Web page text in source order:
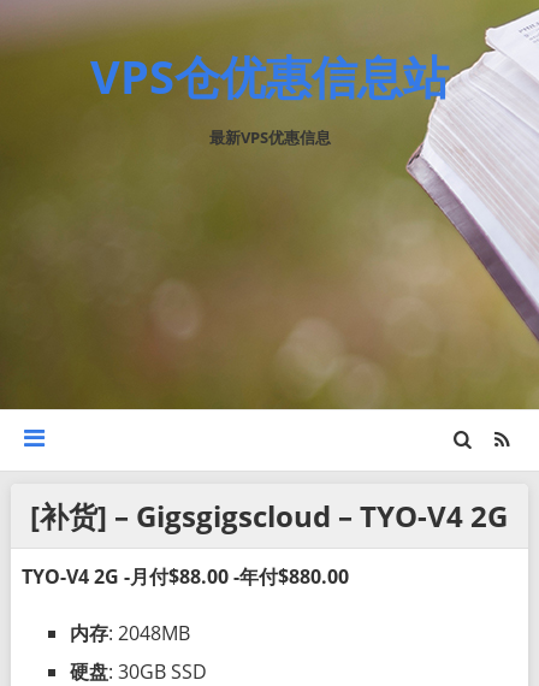
VPS仓优惠信息站
最新VPS优惠信息
[补货] – Gigsgigscloud – TYO-V4 2G
TYO-V4 2G -月付$88.00 -年付$880.00
内存: 2048MB
硬盘: 30GB SSD